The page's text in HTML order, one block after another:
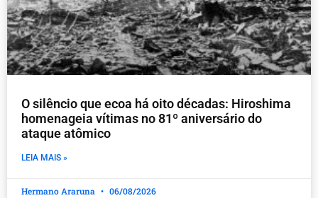
O silêncio que ecoa há oito décadas: Hiroshima
homenageia vítimas no 81º aniversário do
ataque atômico
LEIA MAIS »
Hermano Araruna 06/08/2026